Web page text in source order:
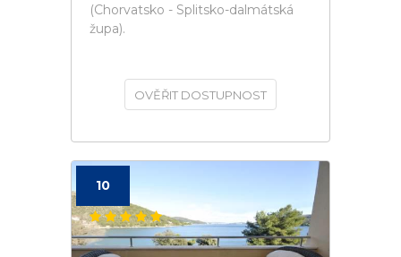
(Chorvatsko - Splitsko-dalmátská
župa).
OVĚŘIT DOSTUPNOST
10